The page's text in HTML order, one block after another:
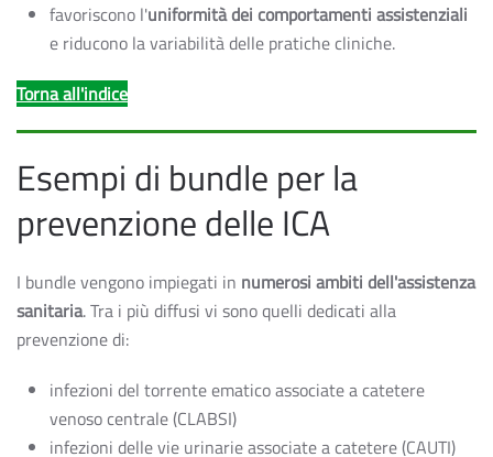
favoriscono l'uniformità dei comportamenti assistenziali
e riducono la variabilità delle pratiche cliniche.
Torna all'indice
Esempi di bundle per la
prevenzione delle ICA
I bundle vengono impiegati in numerosi ambiti dell'assistenza
sanitaria. Tra i più diffusi vi sono quelli dedicati alla
prevenzione di:
infezioni del torrente ematico associate a catetere
venoso centrale (CLABSI)
infezioni delle vie urinarie associate a catetere (CAUTI)